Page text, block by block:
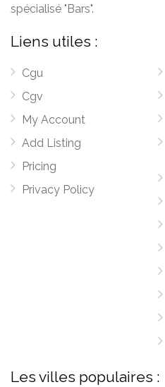
spécialisé "Bars".
Liens utiles :
Cgu
Cgv
My Account
Add Listing
Pricing
Privacy Policy
Les villes populaires :